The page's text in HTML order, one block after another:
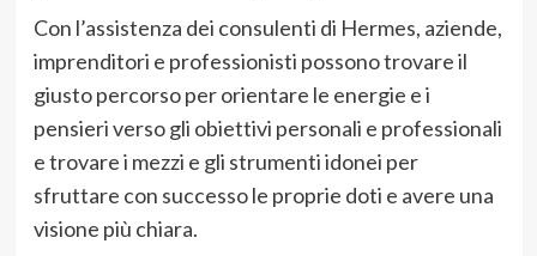
Con l’assistenza dei consulenti di Hermes, aziende,
imprenditori e professionisti possono trovare il
giusto percorso per orientare le energie e i
pensieri verso gli obiettivi personali e professionali
e trovare i mezzi e gli strumenti idonei per
sfruttare con successo le proprie doti e avere una
visione più chiara.